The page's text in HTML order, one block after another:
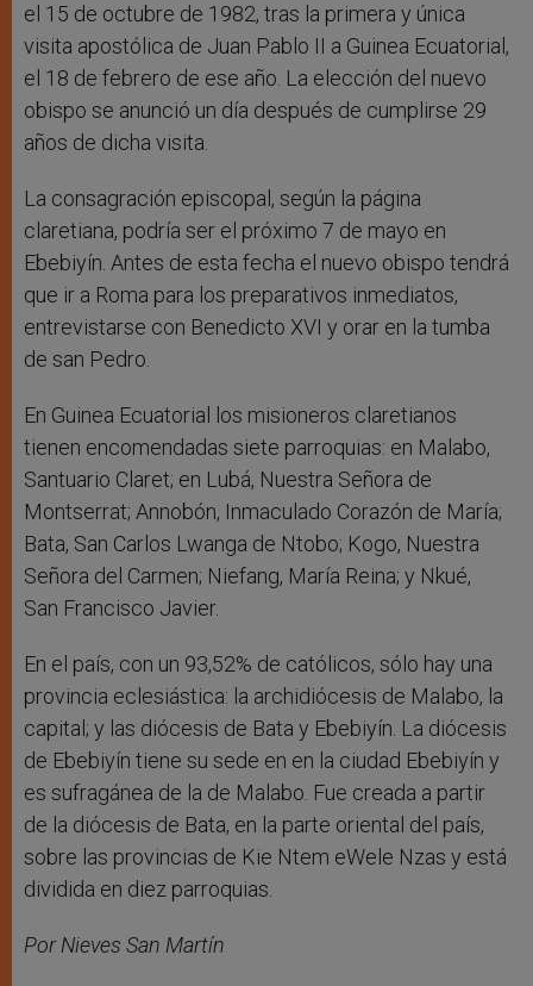
el 15 de octubre de 1982, tras la primera y única
visita apostólica de Juan Pablo II a Guinea Ecuatorial,
el 18 de febrero de ese año. La elección del nuevo
obispo se anunció un día después de cumplirse 29
años de dicha visita.
La consagración episcopal, según la página
claretiana, podría ser el próximo 7 de mayo en
Ebebiyín. Antes de esta fecha el nuevo obispo tendrá
que ir a Roma para los preparativos inmediatos,
entrevistarse con Benedicto XVI y orar en la tumba
de san Pedro.
En Guinea Ecuatorial los misioneros claretianos
tienen encomendadas siete parroquias: en Malabo,
Santuario Claret; en Lubá, Nuestra Señora de
Montserrat; Annobón, Inmaculado Corazón de María;
Bata, San Carlos Lwanga de Ntobo; Kogo, Nuestra
Señora del Carmen; Niefang, María Reina; y Nkué,
San Francisco Javier.
En el país, con un 93,52% de católicos, sólo hay una
provincia eclesiástica: la archidiócesis de Malabo, la
capital; y las diócesis de Bata y Ebebiyín. La diócesis
de Ebebiyín tiene su sede en en la ciudad Ebebiyín y
es sufragánea de la de Malabo. Fue creada a partir
de la diócesis de Bata, en la parte oriental del país,
sobre las provincias de Kie Ntem eWele Nzas y está
dividida en diez parroquias.
Por Nieves San Martín